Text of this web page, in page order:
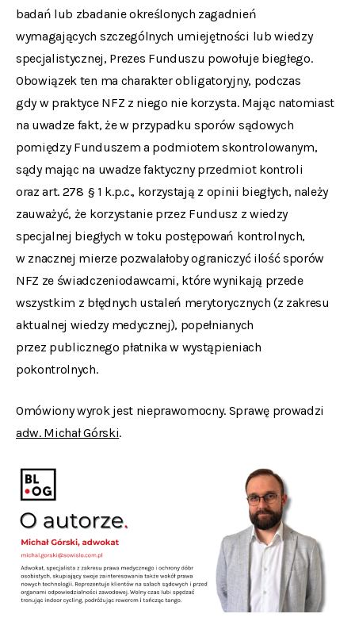
badań lub zbadanie określonych zagadnień
wymagających szczególnych umiejętności lub wiedzy
specjalistycznej, Prezes Funduszu powołuje biegłego.
Obowiązek ten ma charakter obligatoryjny, podczas
gdy w praktyce NFZ z niego nie korzysta. Mając natomiast
na uwadze fakt, że w przypadku sporów sądowych
pomiędzy Funduszem a podmiotem skontrolowanym,
sądy mając na uwadze faktyczny przedmiot kontroli
oraz art. 278 § 1 k.p.c., korzystają z opinii biegłych, należy
zauważyć, że korzystanie przez Fundusz z wiedzy
specjalnej biegłych w toku postępowań kontrolnych,
w znacznej mierze pozwalałoby ograniczyć ilość sporów
NFZ ze świadczeniodawcami, które wynikają przede
wszystkim z błędnych ustaleń merytorycznych (z zakresu
aktualnej wiedzy medycznej), popełnianych
przez publicznego płatnika w wystąpieniach
pokontrolnych.
Omówiony wyrok jest nieprawomocny. Sprawę prowadzi
adw. Michał Górski.